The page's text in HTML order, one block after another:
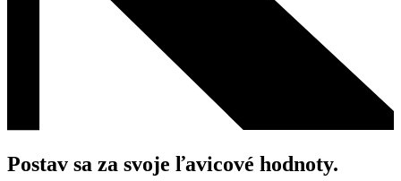
Postav sa za svoje ľavicové hodnoty.